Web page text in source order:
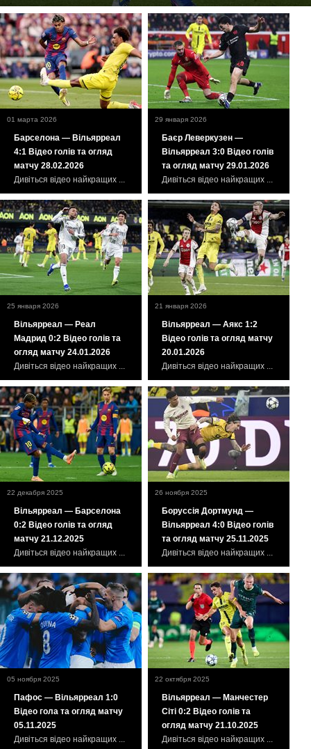
01 марта 2026
Барселона — Вільярреал
4:1 Відео голів та огляд
матчу 28.02.2026
Дивіться відео найкращих ...
29 января 2026
Баєр Леверкузен —
Вільярреал 3:0 Відео голів
та огляд матчу 29.01.2026
Дивіться відео найкращих ...
25 января 2026
Вільярреал — Реал
Мадрид 0:2 Відео голів та
огляд матчу 24.01.2026
Дивіться відео найкращих ...
21 января 2026
Вільярреал — Аякс 1:2
Відео голів та огляд матчу
20.01.2026
Дивіться відео найкращих ...
22 декабря 2025
Вільярреал — Барселона
0:2 Відео голів та огляд
матчу 21.12.2025
Дивіться відео найкращих ...
26 ноября 2025
Боруссія Дортмунд —
Вільярреал 4:0 Відео голів
та огляд матчу 25.11.2025
Дивіться відео найкращих ...
05 ноября 2025
Пафос — Вільярреал 1:0
Відео гола та огляд матчу
05.11.2025
Дивіться відео найкращих ...
22 октября 2025
Вільярреал — Манчестер
Сіті 0:2 Відео голів та
огляд матчу 21.10.2025
Дивіться відео найкращих ...